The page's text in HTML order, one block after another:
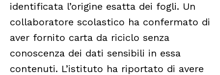
identificata l’origine esatta dei fogli. Un
collaboratore scolastico ha confermato di
aver fornito carta da riciclo senza
conoscenza dei dati sensibili in essa
contenuti. L’istituto ha riportato di avere